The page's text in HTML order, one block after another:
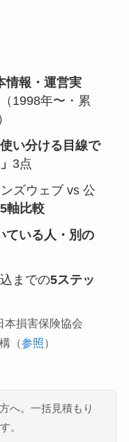
情報・運営実
（1998年〜・累
使い分ける目線で
3点
ズウェブ vs 公
5軸比較
ている人・別の
までの5ステッ
本損害保険協会
（参照）
へ。一括見積もり
。